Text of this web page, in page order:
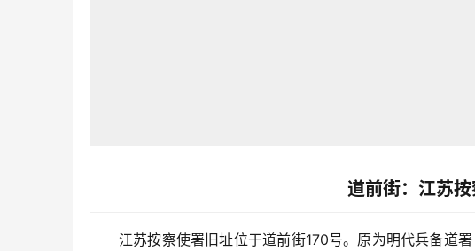
道前街：江苏
江苏按察使署旧址位于道前街170号。原为明代兵备道